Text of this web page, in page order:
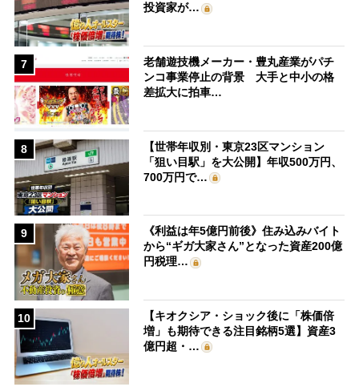
投資家が…
7
老舗遊技機メーカー・豊丸産業がパチ
ンコ事業停止の背景 大手と中小の格
差拡大に拍車…
8
【世帯年収別・東京23区マンション
「狙い目駅」を大公開】年収500万円、
700万円で…
9
《利益は年5億円前後》住み込みバイト
から“ギガ大家さん”となった資産200億
円税理…
10
【キオクシア・ショック後に「株価倍
増」も期待できる注目銘柄5選】資産3
億円超・…